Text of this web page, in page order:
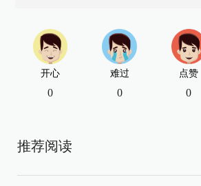
开心
0
难过
0
点赞
0
推荐阅读